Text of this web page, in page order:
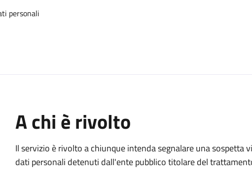
personali
A chi è rivolto
Il servizio è rivolto a chiunque intenda segnalare una sospetta
dati personali detenuti dall'ente pubblico titolare del